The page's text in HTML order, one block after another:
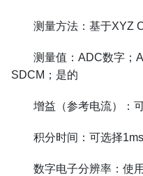
测量方法：基于XYZ
测量值：ADC数字；
SDCM；是的
增益（参考电流）：
积分时间：可选择
数字电子分辨率：使